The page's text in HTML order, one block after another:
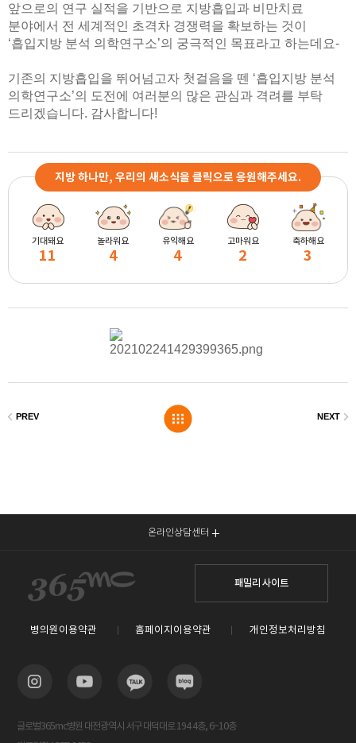
앞으로의 연구 실적을 기반으로 지방흡입과 비만치료
분야에서 전 세계적인 초격차 경쟁력을 확보하는 것이
‘흡입지방 분석 의학연구소’의 궁극적인 목표라고 하는데요-
기존의 지방흡입을 뛰어넘고자 첫걸음을 뗀 ‘흡입지방 분석
의학연구소’의 도전에 여러분의 많은 관심과 격려를 부탁
드리겠습니다. 감사합니다!
지방 하나만, 우리의 새소식을 클릭으로 응원해주세요.
기대돼요
11
놀라워요
4
유익해요
4
고마워요
2
축하해요
3
온라인상담센터
패밀리 사이트
병의원이용약관 홈페이지이용약관 개인정보처리방침
글로벌365mc병원 대전광역시 서구 대덕대로 194 4층, 6~10층